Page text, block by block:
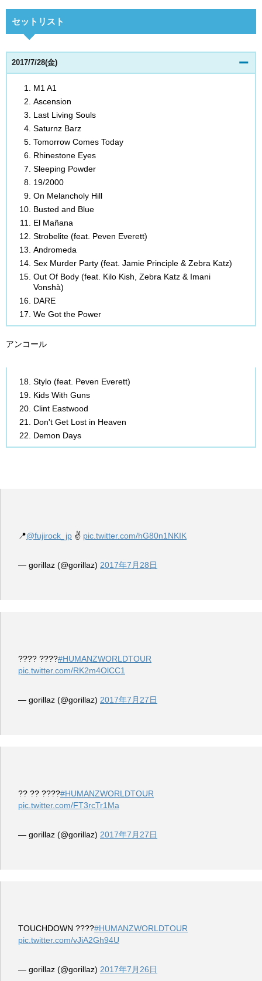
セットリスト
2017/7/28(金)
M1 A1
Ascension
Last Living Souls
Saturnz Barz
Tomorrow Comes Today
Rhinestone Eyes
Sleeping Powder
19/2000
On Melancholy Hill
Busted and Blue
El Mañana
Strobelite (feat. Peven Everett)
Andromeda
Sex Murder Party (feat. Jamie Principle & Zebra Katz)
Out Of Body (feat. Kilo Kish, Zebra Katz & Imani
Vonshà)
DARE
We Got the Power
アンコール
Stylo (feat. Peven Everett)
Kids With Guns
Clint Eastwood
Don't Get Lost in Heaven
Demon Days
📍@fujirock_jp ✌️ pic.twitter.com/hG80n1NKIK
— gorillaz (@gorillaz) 2017年7月28日
???? ????#HUMANZWORLDTOUR
pic.twitter.com/RK2m4OlCC1
— gorillaz (@gorillaz) 2017年7月27日
?? ?? ????#HUMANZWORLDTOUR
pic.twitter.com/FT3rcTr1Ma
— gorillaz (@gorillaz) 2017年7月27日
TOUCHDOWN ????#HUMANZWORLDTOUR
pic.twitter.com/vJiA2Gh94U
— gorillaz (@gorillaz) 2017年7月26日